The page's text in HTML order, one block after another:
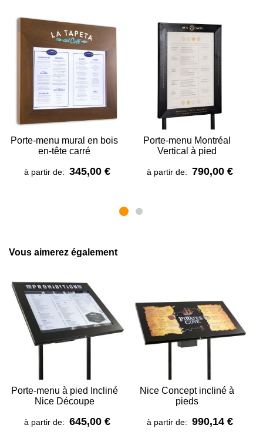
Porte-menu mural en bois
en-tête carré
à partir de: 345,00 €
Porte-menu Montréal
Vertical à pied
à partir de: 790,00 €
Vous aimerez également
Porte-menu à pied Incliné
Nice Découpe
à partir de: 645,00 €
Nice Concept incliné à
pieds
à partir de: 990,14 €